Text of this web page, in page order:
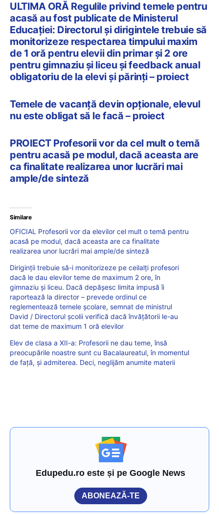
ULTIMA ORĂ Regulile privind temele pentru
acasă au fost publicate de Ministerul
Educației: Directorul și dirigintele trebuie să
monitorizeze respectarea timpului maxim
de 1 oră pentru elevii din primar și 2 ore
pentru gimnaziu și liceu și feedback anual
obligatoriu de la elevi și părinți – proiect
Temele de vacanță devin opționale, elevul
nu este obligat să le facă – proiect
PROIECT Profesorii vor da cel mult o temă
pentru acasă pe modul, dacă aceasta are
ca finalitate realizarea unor lucrări mai
ample/de sinteză
Similare
OFICIAL Profesorii vor da elevilor cel mult o temă pentru
acasă pe modul, dacă aceasta are ca finalitate
realizarea unor lucrări mai ample/de sinteză
Diriginții trebuie să-i monitorizeze pe ceilalți profesori
dacă le dau elevilor teme de maximum 2 ore, în
gimnaziu și liceu. Dacă depășesc limita impusă îi
raportează la director – prevede ordinul ce
reglementează temele școlare, semnat de ministrul
David / Directorul școlii verifică dacă învățătorii le-au
dat teme de maximum 1 oră elevilor
Elev de clasa a XII-a: Profesorii ne dau teme, însă
preocupările noastre sunt cu Bacalaureatul, în momentul
de față, și admiterea. Deci, neglijăm anumite materii
Edupedu.ro este și pe Google News
ABONEAZĂ-TE